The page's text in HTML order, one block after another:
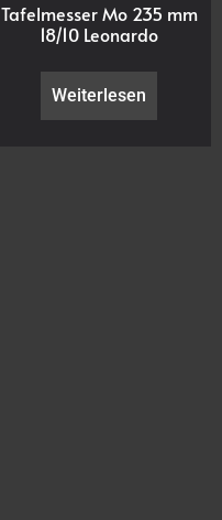
Tafelmesser Mo 235 mm
18/10 Leonardo
Weiterlesen